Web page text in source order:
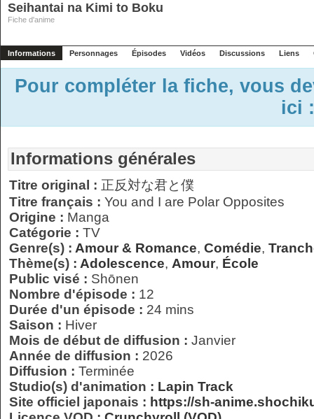
Seihantai na Kimi to Boku
Fiche d'anime
Informations Personnages Épisodes Vidéos Discussions Liens
Pour compléter la fiche, vous
ici
Informations générales
Titre original : 正反対な君と僕
Titre français : You and I are Polar Opposites
Origine : Manga
Catégorie : TV
Genre(s) : Amour & Romance, Comédie,
Thème(s) : Adolescence, Amour, École
Public visé : Shōnen
Nombre d'épisode : 12
Durée d'un épisode : 24 mins
Saison : Hiver
Mois de début de diffusion : Janvier
Année de diffusion : 2026
Diffusion : Terminée
Studio(s) d'animation : Lapin Track
Site officiel japonais : https://sh-